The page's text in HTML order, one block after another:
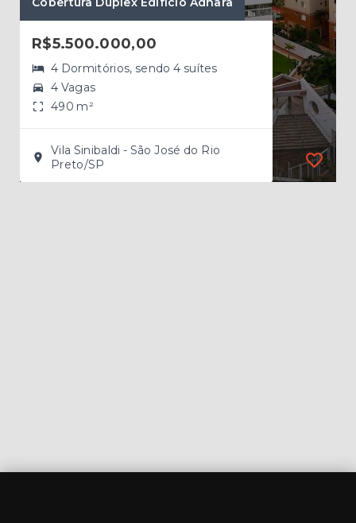
R$5.500.000,00
4 Dormitórios, sendo 4 suítes
4 Vagas
490 m²
Vila Sinibaldi - São José do Rio
Preto/SP